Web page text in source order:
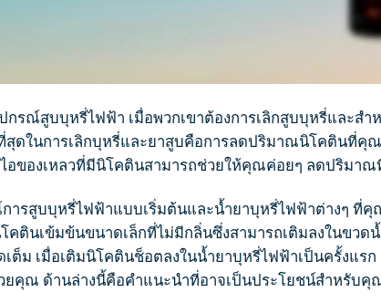
กรณ์สูบบุหรี่ไฟฟ้า เมื่อพวกเขาต้องการเลิกสูบบุหรี่และสำ
สุดในการเลิกบุหรี่และยาสูบคือการลดปริมาณนิโคตินที่
อของเหลวที่มีนิโคตินสามารถช่วยให้คุณค่อยๆ ลดปริมา
ารสูบบุหรี่ไฟฟ้าแบบเริ่มต้นและน้ำยาบุหรี่ไฟฟ้าต่างๆ ที่คุ
ตินเข้มข้นขนาดเล็กที่ไม่มีกลิ่นซึ่งสามารถเติมลงในขวด
ต็ม เมื่อเติมนิโคตินช็อตลงในน้ำยาบุหรี่ไฟฟ้าเป็นครั้งแร
ยคุณ ด้านล่างนี้คือคำแนะนำที่อาจเป็นประโยชน์สำหรับคุ